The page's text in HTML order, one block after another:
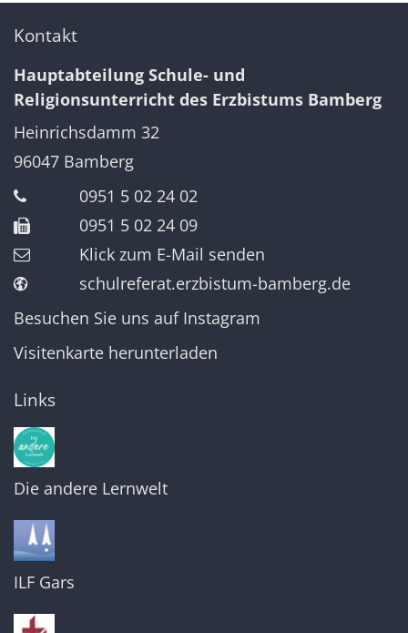
Kontakt
Hauptabteilung Schule- und
Religionsunterricht des Erzbistums Bamberg
Heinrichsdamm 32
96047 Bamberg
0951 5 02 24 02
0951 5 02 24 09
Klick zum E-Mail senden
schulreferat.erzbistum-bamberg.de
Besuchen Sie uns auf Instagram
Visitenkarte herunterladen
Links
Die andere Lernwelt
ILF Gars